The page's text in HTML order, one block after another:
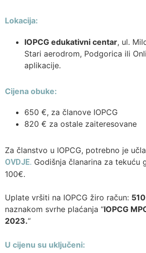
Lokacija:
IOPCG edukativni centar, ul.
Stari aerodrom, Podgorica ili
aplikacije.
Cijena obuke:
650 €, za članove IOPCG
820 € za ostale zaiteresovane
Za članstvo u IOPCG, potrebno je
OVDJE. Godišnja članarina za tekuću
100€.
Uplate vršiti na IOPCG žiro račun:
naznakom svrhe plaćanja “IOPCG
2023.“
U cijenu su uključeni: